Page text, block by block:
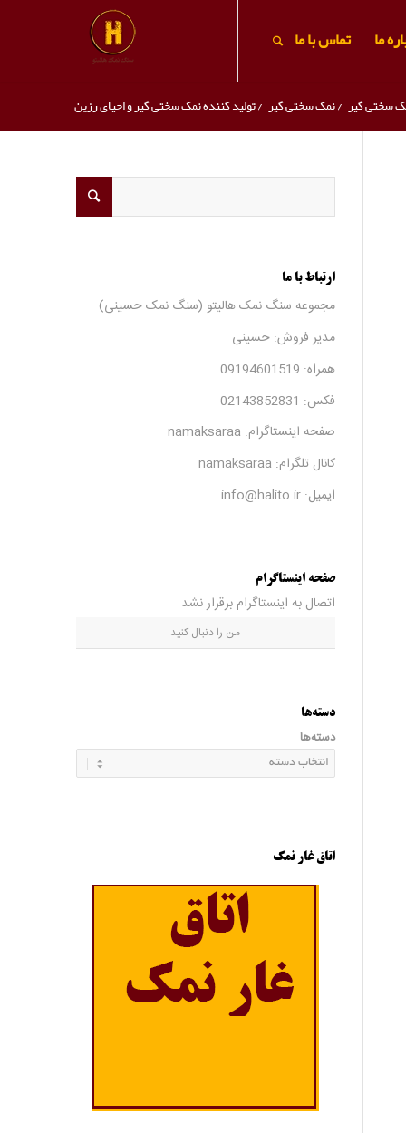
ما تماس با ما
سختی گیر /نمک سختی گیر /تولید کننده نمک سختی گیر و احیای رزین
ارتباط با ما
مجموعه سنگ نمک هالیتو (سنگ نمک حسینی)
مدیر فروش: حسینی
همراه: 09194601519
فکس: 02143852831
صفحه اینستاگرام: namaksaraa
کانال تلگرام: namaksaraa
ایمیل: info@halito.ir
صفحه اینستاگرام
اتصال به اینستاگرام برقرار نشد
من را دنبال کنید
دسته‌ها
دسته‌ها
اتاق غار نمک